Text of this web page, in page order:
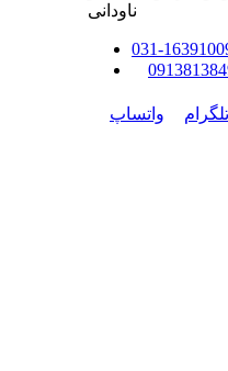
ناودانی
163
-
031
0
تلگرام واتساپ